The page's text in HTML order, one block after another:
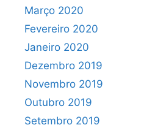
Março 2020
Fevereiro 2020
Janeiro 2020
Dezembro 2019
Novembro 2019
Outubro 2019
Setembro 2019